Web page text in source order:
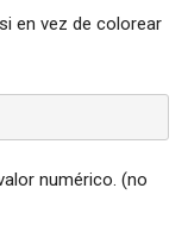
en vez de colorear
numérico. (no